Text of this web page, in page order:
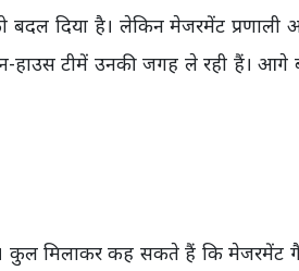
दिया है। लेकिन मेजरमेंट प्रणाली
हाउस टीमें उनकी जगह ले रही हैं।
कुल मिलाकर कह सकते हैं कि मेजरमेंट